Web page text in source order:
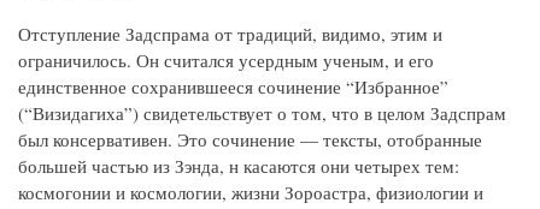
Отступление Задспрама от традиций, видимо, этим и
ограничилось. Он считался усердным ученым, и его
единственное сохранившееся сочинение “Избранное”
(“Визидагиха”) свидетельствует о том, что в целом Задспрам
был консервативен. Это сочинение — тексты, отобранные
большей частью из Зэнда, н касаются они четырех тем:
космогонии и космологии, жизни Зороастра, физиологии и